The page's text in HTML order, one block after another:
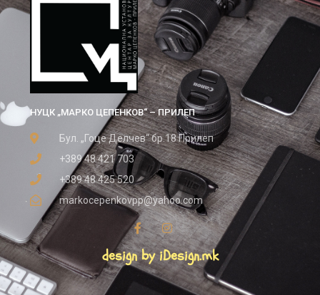
НУЦК „МАРКО ЦЕПЕНКОВ“ – ПРИЛЕП
Бул. „Гоце Делчев“ бр.18 Прилеп
+389 48 421 703
+389 48 425 520
markocepenkovpp@yahoo.com
design by iDesign.mk